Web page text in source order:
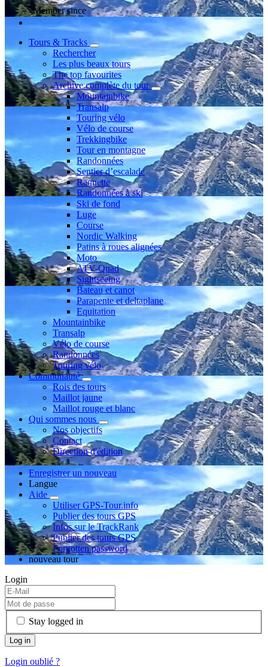
Member since
Tours & Tracks
Rechercher
Les plus beaux tours
The top favourites
Archive complète du tour
Mountainbike
Transalp
Touring vélo
Vélo de course
Trekkingbike
Tour en montagne
Randonnées
Sentier d’escalade
Raquette
Randonnées à ski
Ski de fond
Luge
Course
Nordic Walking
Patins à roues alignées
Moto
ATV-Quad
Sightseeing
Bateau et canot
Parapente et deltaplane
Equitation
Mountainbike
Transalp
Vélo de course
Randonnées
Touring vélo
Communauté
Rois des tours
Maillot jaune
Maillot rouge et blanc
Qui sommes nous
Nos objectifs
Contact
Direction d'édition
Enregistrer un nouveau
Langue
Aide
Utiliser GPS-Tour.info
Publier des tours GPS
Infos sur le TrackRank
Publier des tours GPS
Forgotten password
nouveau tour
Login
Stay logged in
Login oublié ?